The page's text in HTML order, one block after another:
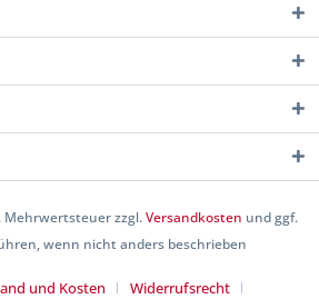
Mehrwertsteuer zzgl.Versandkosten und ggf.
wenn nicht anders beschrieben
und Kosten Widerrufsrecht